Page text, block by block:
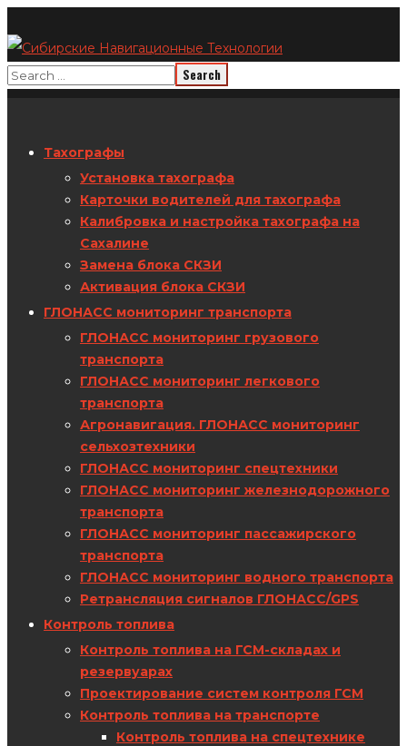
Тахографы
Установка тахографа
Карточки водителей для тахографа
Калибровка и настройка тахографа на
Сахалине
Замена блока СКЗИ
Активация блока СКЗИ
ГЛОНАСС мониторинг транспорта
ГЛОНАСС мониторинг грузового
транспорта
ГЛОНАСС мониторинг легкового
транспорта
Агронавигация. ГЛОНАСС мониторинг
сельхозтехники
ГЛОНАСС мониторинг спецтехники
ГЛОНАСС мониторинг железнодорожного
транспорта
ГЛОНАСС мониторинг пассажирского
транспорта
ГЛОНАСС мониторинг водного транспорта
Ретрансляция сигналов ГЛОНАСС/GPS
Контроль топлива
Контроль топлива на ГСМ-складах и
резервуарах
Проектирование систем контроля ГСМ
Контроль топлива на транспорте
Контроль топлива на спецтехнике